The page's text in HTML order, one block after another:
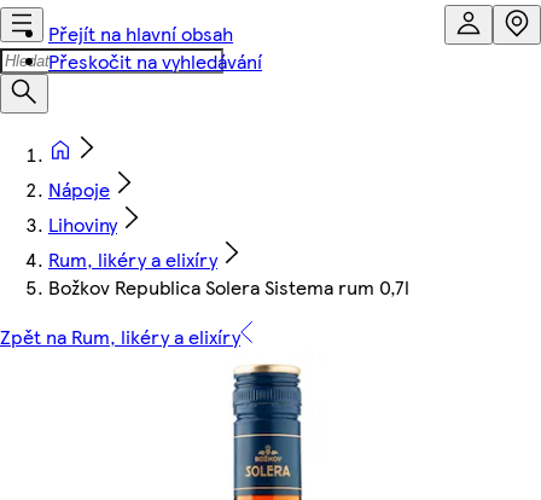
Přejít na hlavní obsah
Přeskočit na vyhledávání
Nápoje
Lihoviny
Rum, likéry a elixíry
Božkov Republica Solera Sistema rum 0,7l
Zpět na Rum, likéry a elixíry